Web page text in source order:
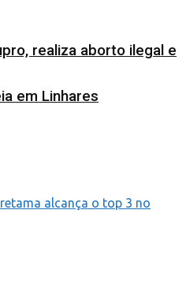
realiza aborto ilegal e
em Linhares